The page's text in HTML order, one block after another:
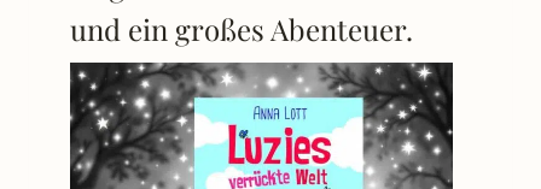
und ein großes Abenteuer.